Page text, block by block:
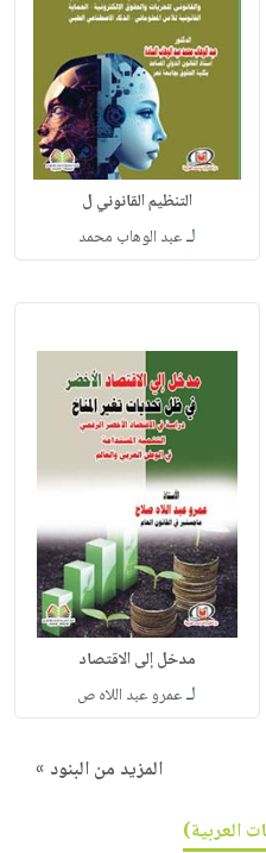
التنظيم القانوني ل
لـعبد الوهاب محمد
مدخل إلى الاقتصاد
لـعمرو عبد اللاه ص
المزيد من البنود »
العربية)